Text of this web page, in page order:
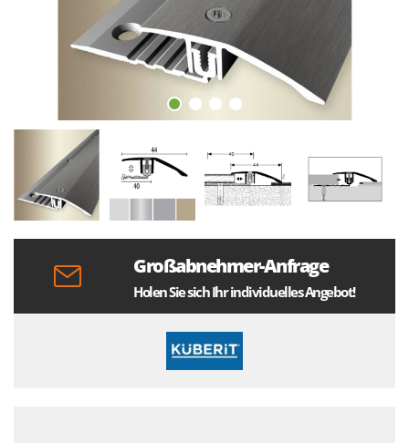
Großabnehmer-Anfrage
Holen Sie sich Ihr individuelles Angebot!